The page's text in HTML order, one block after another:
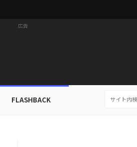
広告
FLASHBACK